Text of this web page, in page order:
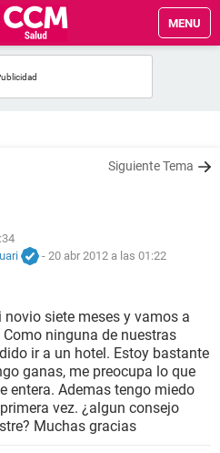
MENU
Siguiente Tema
- 20 abr 2012 a las 01:22
siete meses y vamos a
ninguna de nuestras
ir a un hotel. Estoy bastante
ganas, me preocupa lo que
entera. Ademas tengo miedo
vez. ¿algun consejo
Muchas gracias